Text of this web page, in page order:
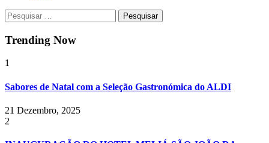
Pesquisar
por:
Trending Now
1
Sabores de Natal com a Seleção Gastronómica do ALDI
21 Dezembro, 2025
2